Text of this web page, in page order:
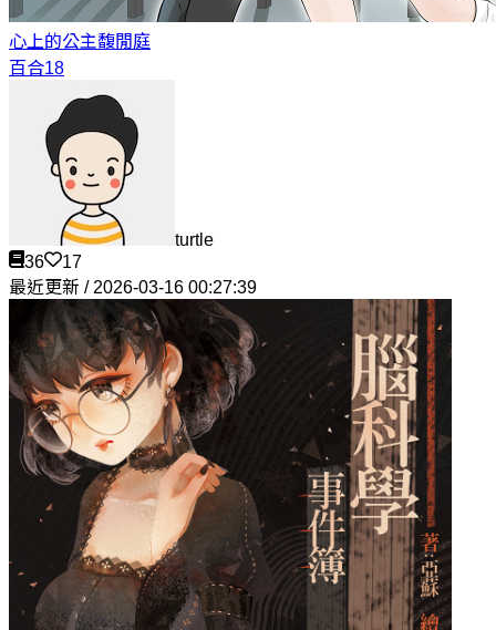
心上的公主馥閒庭
百合18
turtle
36
17
最近更新 / 2026-03-16 00:27:39